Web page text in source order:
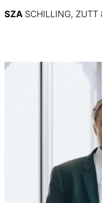
SZA SCHILLING, ZUTT